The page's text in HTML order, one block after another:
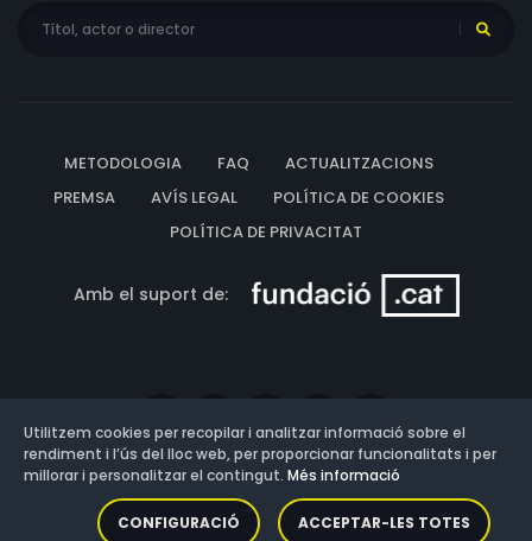
METODOLOGIA FAQ
ACTUALITZACIONS
PREMSA
AVÍS LEGAL
POLÍTICA DE COOKIES
POLÍTICA DE PRIVACITAT
Amb el suport de:
Versió: 3.13.0.202607011342
Utilitzem cookies per recopilar i analitzar informació sobre el
rendiment i l’ús del lloc web, per proporcionar funcionalitats i per
millorar i personalitzar el contingut. Més informació
CONFIGURACIÓ ACCEPTAR-LES TOTES